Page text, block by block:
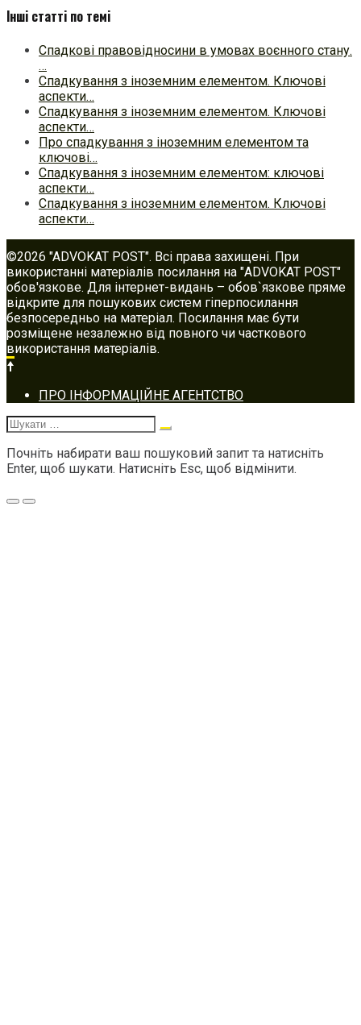
Інші статті по темі
Спадкові правовідносини в умовах воєнного стану.
…
Спадкування з іноземним елементом. Ключові
аспекти…
Спадкування з іноземним елементом. Ключові
аспекти…
Про спадкування з іноземним елементом та
ключові…
Спадкування з іноземним елементом: ключові
аспекти…
Спадкування з іноземним елементом. Ключові
аспекти…
©2026 "ADVOKAT POST". Всі права захищені. При
використанні матеріалів посилання на "ADVOKAT POST"
обов'язкове. Для інтернет-видань – обов`язкове пряме
відкрите для пошукових систем гіперпосилання
безпосередньо на матеріал. Посилання має бути
розміщене незалежно від повного чи часткового
використання матеріалів.
Footer
navigation
ПРО ІНФОРМАЦІЙНЕ АГЕНТСТВО
Шукати:
Почніть набирати ваш пошуковий запит та натисніть
Enter, щоб шукати. Натисніть Esc, щоб відмінити.
Меню